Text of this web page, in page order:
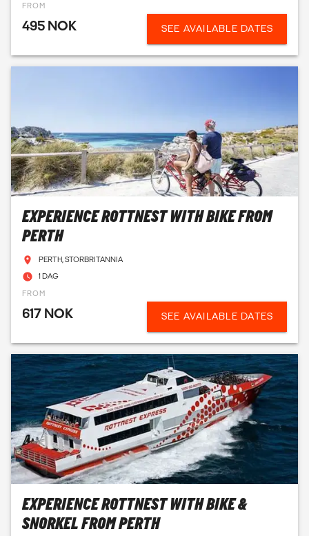
FROM
495 NOK SEE AVAILABLE DATES
EXPERIENCE ROTTNEST WITH BIKE FROM
PERTH
PERTH, STORBRITANNIA
1 DAG
FROM
617 NOK SEE AVAILABLE DATES
EXPERIENCE ROTTNEST WITH BIKE &
SNORKEL FROM PERTH